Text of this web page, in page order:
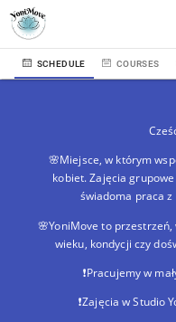
SCHEDULE COURSES
🌸Miejsce, w którym
kobiet. Zajęcia
świadoma praca z
🌸YoniMove to
wieku, kondycji czy
❗Pracujemy w
❗Zajęcia w Studio